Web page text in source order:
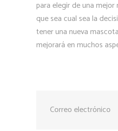
para elegir de una mejor
que sea cual sea la
tener una nueva
mejorará en muchos